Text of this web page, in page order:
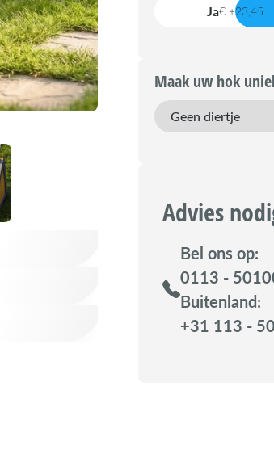
Ja€ +23,45
Maak uw hok
Advies
Bel ons op:
0113 -
Buitenland:
+31 113 -